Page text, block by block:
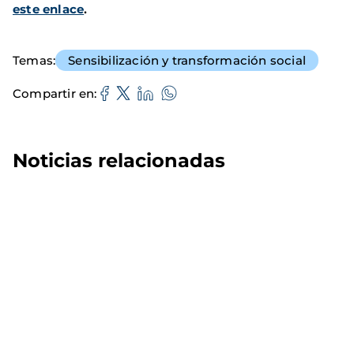
este enlace.
Temas Sensibilización y transformación social
Compartir en
Noticias relacionadas